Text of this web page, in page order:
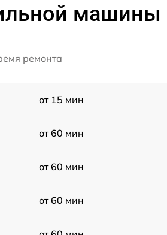
машины
ремонта
от 15 мин
от 60 мин
от 60 мин
от 60 мин